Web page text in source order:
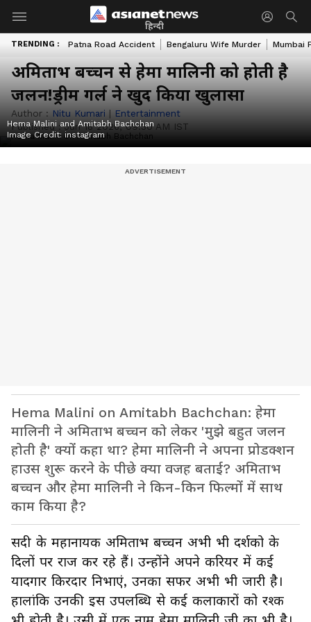
हिन्दी
TRENDING : Patna Road Accident Bengaluru Wife Murder Mumbai
अमिताभ बच्चन से हेमा मालिनी को होती है
जलन!ड्रीम गर्ल ने खुद किया खुलासा
Author : Nitu Kumari | Entertainment
Published :Jun 18 2026, 09:30 AM IST
Hema Malini and Amitabh Bachchan
Image Credit: instagram
Hema Malini on Amitabh Bachchan: हेमा
मालिनी ने अमिताभ बच्चन को लेकर 'मुझे बहुत जलन
होती है' क्यों कहा था? हेमा मालिनी ने अपना प्रोडक्शन
हाउस शुरू करने के पीछे क्या वजह बताई? अमिताभ
बच्चन और हेमा मालिनी ने किन-किन फिल्मों में साथ
काम किया है?
सदी के महानायक अमिताभ बच्चन अभी भी दर्शको के
दिलों पर राज कर रहे हैं। उन्होंने अपने करियर में कई
यादगार किरदार निभाएं, उनका सफर अभी भी जारी है।
हालांकि उनकी इस उपलब्धि से कई कलाकारों को रश्क